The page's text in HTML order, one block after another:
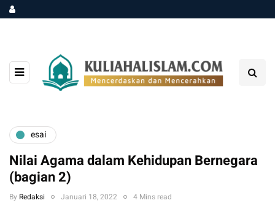
esai
Nilai Agama dalam Kehidupan Bernegara
(bagian 2)
By Redaksi Januari 18, 2022 4 Mins read